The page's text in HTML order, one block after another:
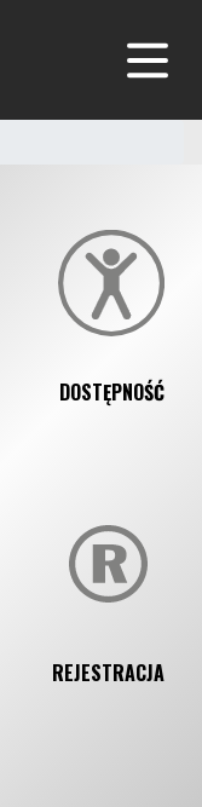
Menu
DOSTĘPNOŚĆ
REJESTRACJA